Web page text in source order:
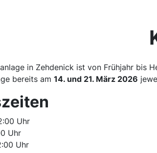
in Zehdenick ist von Frühjahr bis
bereits am 14. und 21. März 2026
Uhr
Uhr
Uhr